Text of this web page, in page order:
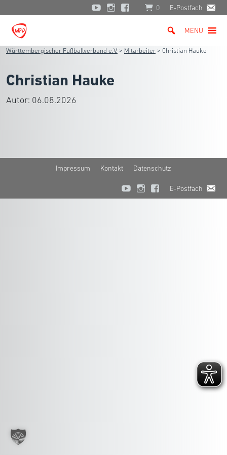
0 E-Postfach
MENU
Württembergischer Fußballverband e.V. > Mitarbeiter > Christian Hauke
Christian Hauke
Autor: 06.08.2026
Impressum Kontakt Datenschutz
E-Postfach